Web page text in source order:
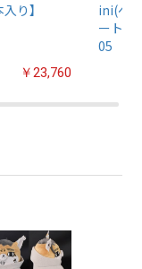
り】
￥23,760
ini(ペ
ート
05